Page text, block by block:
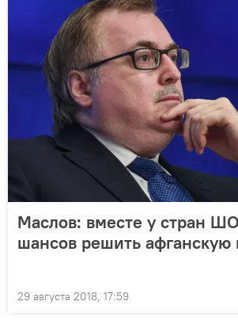
Маслов: вместе у стран
шансов решить афганскую
29 августа 2018, 17:59